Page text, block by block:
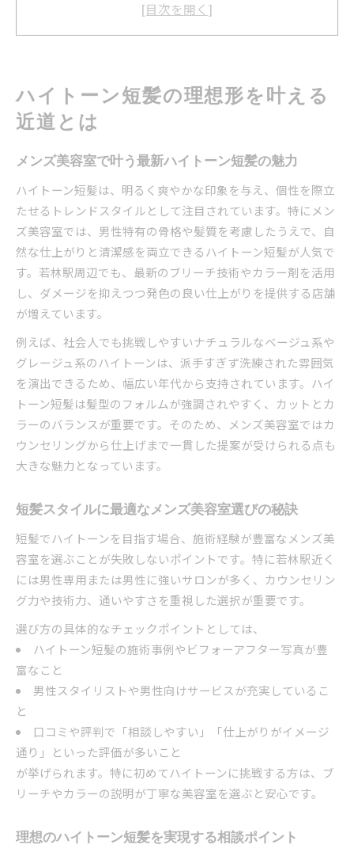
若林駅近くのメンズ美容室で差が出る理由
ハイトーン短髪が映えるメンズ美容室の技術力
メンズ美容室独自の短髪ハイトーン技術に注目
短髪向けカラーが得意なメンズ美容室の特徴
メンズ美容室で体感できるカラー術の違い
ハイトーン短髪に最適な施術法を美容室で体験
メンズ美容室で叶う再現性の高い短髪カラー
若林駅周辺で安心できる美容室探しの極意
メンズ美容室選びで重視すべき安心感のポイン
ト
若林駅近くのメンズ美容室が人気の理由を解説
初めてでも失敗しにくい美容室探しの方法
メンズ美容室の評判や口コミの見極め方
安心して通えるメンズ美容室の特徴とは
失敗しないためのメンズ美容室選びのポイント
メンズ美容室選びで失敗しないチェックリスト
ハイトーン短髪を任せる美容室の見極め方
メンズ美容室で重視したいカウンセリング力
理想のハイトーン短髪に近づく選び方の秘訣
短髪×ハイトーン挑戦の前に知るべき注意点
メンズ美容室で短髪ハイトーン前に確認すべき
点
ブリーチ前に知っておきたい髪への影響
短髪にハイトーンを入れる際のリスクと対策
メンズ美容室でのケア方法とアフターサービス
色落ちやダメージを防ぐメンズ美容室の工夫
料金相場から選ぶ賢いメンズ美容室活用術
メンズ美容室のハイトーン短髪料金相場の目安
料金だけで決めないメンズ美容室の活用術
コスパ重視で選ぶメンズ美容室のチェックポイ
ント
ハイトーン短髪の理想形を叶える
近道とは
メンズ美容室で叶う最新ハイトーン短髪の魅力
ハイトーン短髪は、明るく爽やかな印象を与え、個性を際立
たせるトレンドスタイルとして注目されています。特にメン
ズ美容室では、男性特有の骨格や髪質を考慮したうえで、自
然な仕上がりと清潔感を両立できるハイトーン短髪が人気で
す。若林駅周辺でも、最新のブリーチ技術やカラー剤を活用
し、ダメージを抑えつつ発色の良い仕上がりを提供する店舗
が増えています。
例えば、社会人でも挑戦しやすいナチュラルなベージュ系や
グレージュ系のハイトーンは、派手すぎず洗練された雰囲気
を演出できるため、幅広い年代から支持されています。ハイ
トーン短髪は髪型のフォルムが強調されやすく、カットとカ
ラーのバランスが重要です。そのため、メンズ美容室ではカ
ウンセリングから仕上げまで一貫した提案が受けられる点も
大きな魅力となっています。
短髪スタイルに最適なメンズ美容室選びの秘訣
短髪でハイトーンを目指す場合、施術経験が豊富なメンズ美
容室を選ぶことが失敗しないポイントです。特に若林駅近く
には男性専用または男性に強いサロンが多く、カウンセリン
グ力や技術力、通いやすさを重視した選択が重要です。
選び方の具体的なチェックポイントとしては、
ハイトーン短髪の施術事例やビフォーアフター写真が豊
富なこと
男性スタイリストや男性向けサービスが充実しているこ
と
口コミや評判で「相談しやすい」「仕上がりがイメージ
通り」といった評価が多いこと
が挙げられます。特に初めてハイトーンに挑戦する方は、ブ
リーチやカラーの説明が丁寧な美容室を選ぶと安心です。
理想のハイトーン短髪を実現する相談ポイント